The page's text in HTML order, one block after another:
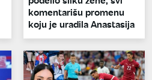
komentarišu promenu
koju je uradila Anastasija